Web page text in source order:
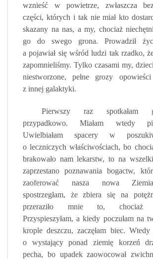
wznieść w powietrze, zwłaszcza
części, których i tak nie miał kto
skazany na nas, a my, chociaż
go do swego grona. Prowadził
a pojawiał się wśród ludzi tak rzadko,
zapomnieliśmy. Tylko czasami my,
niestworzone, pełne grozy
z innej galaktyki.
Pierwszy raz spotkałam
przypadkowo. Miałam wtedy
Uwielbiałam spacery w
o leczniczych właściwościach, bo
brakowało nam lekarstw, to na
zaprzestano poznawania bogactw,
zaoferować nasza nowa
spostrzegłam, że zbiera się na
przeraziło mnie to, chociaż
Przyspieszyłam, a kiedy poczułam na
krople deszczu, zaczęłam biec. Wtedy
o wystający ponad ziemię korzeń
pecha, bo upadek zaowocował